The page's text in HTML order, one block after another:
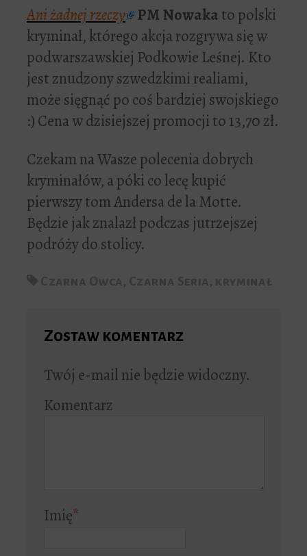
Ani żadnej rzeczy PM Nowakato polski
kryminał, którego akcja rozgrywa się w
podwarszawskiej Podkowie Leśnej. Kto
jest znudzony szwedzkimi realiami,
może sięgnąć po coś bardziej swojskiego
:) Cena w dzisiejszej promocji to 13,70 zł.
Czekam na Wasze polecenia dobrych
kryminałów, a póki co lecę kupić
pierwszy tom Andersa de la Motte.
Będzie jak znalazł podczas jutrzejszej
podróży do stolicy.
Zostaw komentarz
Twój e-mail nie będzie widoczny.
Komentarz
Imię*